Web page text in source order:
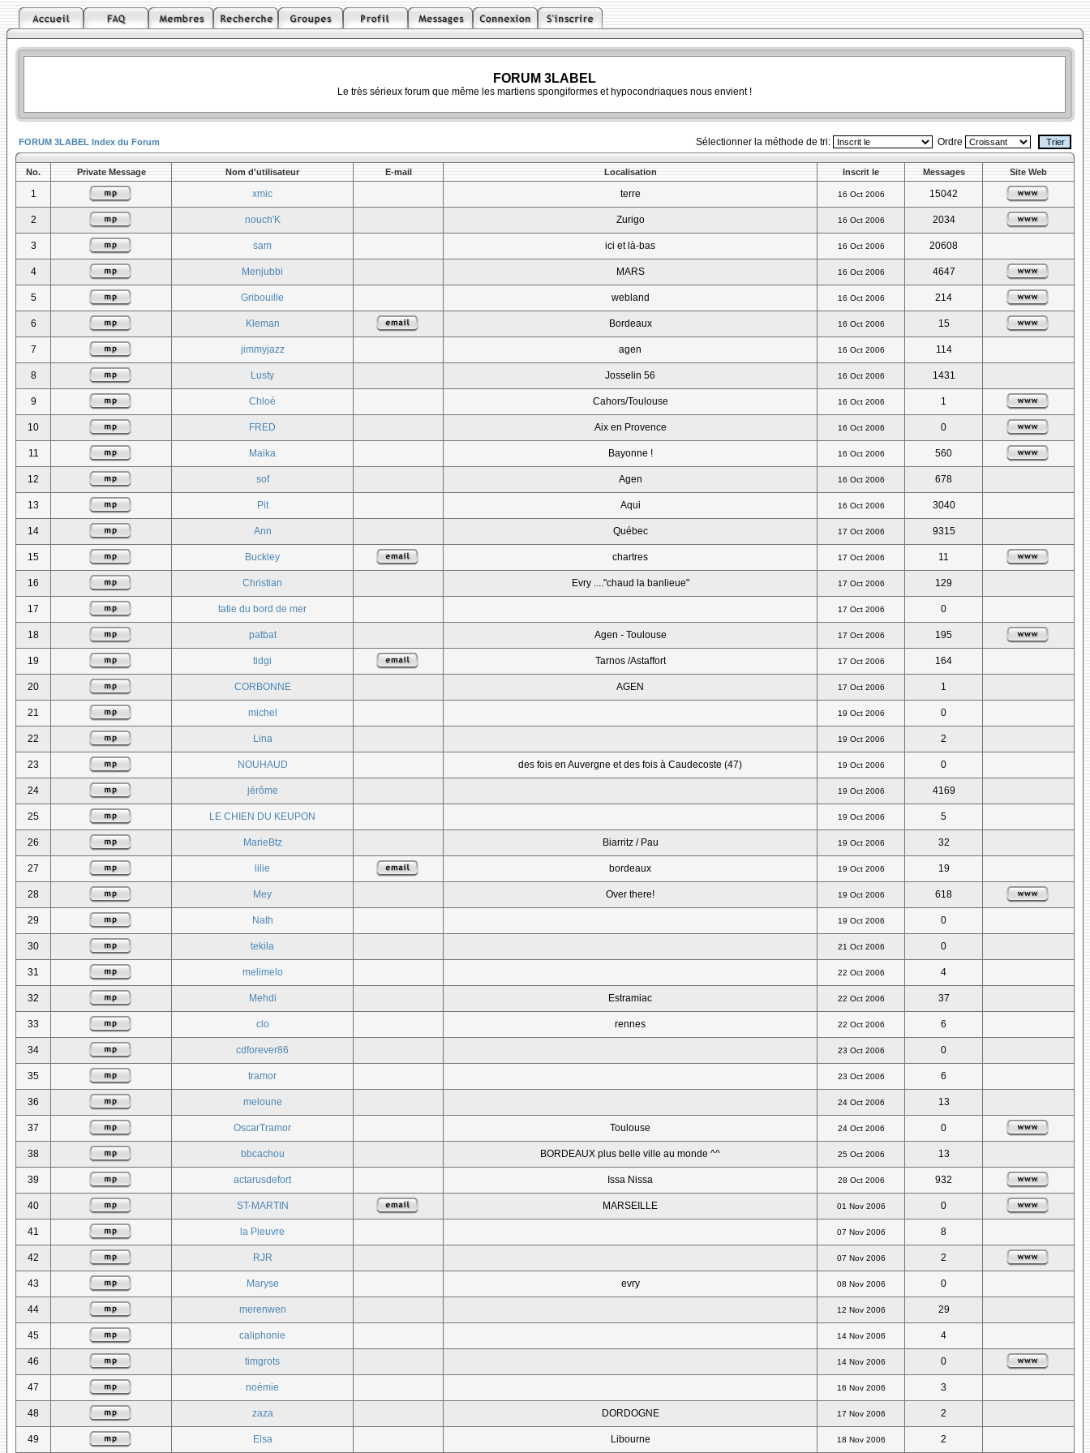
FORUM 3LABEL
Le très sérieux forum que même les martiens spongiformes et hypocondriaques nous envient !
FORUM 3LABEL Index du Forum Sélectionner la méthode de tri: Ordre
No. Private Message Nom d'utilisateur E-mail Localisation Inscrit le Messages Site Web
1 xmic terre 16 Oct 2006 15042
2 nouch'K Zurigo 16 Oct 2006 2034
3 sam ici et là-bas 16 Oct 2006 20608
4 Menjubbi MARS 16 Oct 2006 4647
5 Gribouille webland 16 Oct 2006 214
6 Kleman Bordeaux 16 Oct 2006 15
7 jimmyjazz agen 16 Oct 2006 114
8 Lusty Josselin 56 16 Oct 2006 1431
9 Chloé Cahors/Toulouse 16 Oct 2006 1
10 FRED Aix en Provence 16 Oct 2006 0
11 Maika Bayonne ! 16 Oct 2006 560
12 sof Agen 16 Oct 2006 678
13 Pit Aqui 16 Oct 2006 3040
14 Ann Québec 17 Oct 2006 9315
15 Buckley chartres 17 Oct 2006 11
16 Christian Evry ...."chaud la banlieue" 17 Oct 2006 129
17 tatie du bord de mer 17 Oct 2006 0
18 patbat Agen - Toulouse 17 Oct 2006 195
19 tidgi Tarnos /Astaffort 17 Oct 2006 164
20 CORBONNE AGEN 17 Oct 2006 1
21 michel 19 Oct 2006 0
22 Lina 19 Oct 2006 2
23 NOUHAUD des fois en Auvergne et des fois à Caudecoste (47) 19 Oct 2006 0
24 jérôme 19 Oct 2006 4169
25 LE CHIEN DU KEUPON 19 Oct 2006 5
26 MarieBtz Biarritz / Pau 19 Oct 2006 32
27 lilie bordeaux 19 Oct 2006 19
28 Mey Over there! 19 Oct 2006 618
29 Nath 19 Oct 2006 0
30 tekila 21 Oct 2006 0
31 melimelo 22 Oct 2006 4
32 Mehdi Estramiac 22 Oct 2006 37
33 clo rennes 22 Oct 2006 6
34 cdforever86 23 Oct 2006 0
35 tramor 23 Oct 2006 6
36 meloune 24 Oct 2006 13
37 OscarTramor Toulouse 24 Oct 2006 0
38 bbcachou BORDEAUX plus belle ville au monde ^^ 25 Oct 2006 13
39 actarusdefort Issa Nissa 28 Oct 2006 932
40 ST-MARTIN MARSEILLE 01 Nov 2006 0
41 la Pieuvre 07 Nov 2006 8
42 RJR 07 Nov 2006 2
43 Maryse evry 08 Nov 2006 0
44 merenwen 12 Nov 2006 29
45 caliphonie 14 Nov 2006 4
46 timgrots 14 Nov 2006 0
47 noémie 16 Nov 2006 3
48 zaza DORDOGNE 17 Nov 2006 2
49 Elsa Libourne 18 Nov 2006 2